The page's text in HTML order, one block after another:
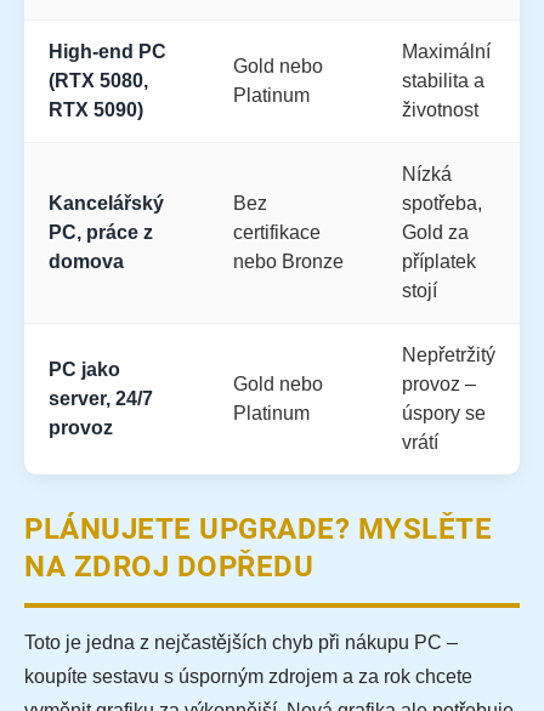
High-end PC
(RTX 5080,
RTX 5090)
Gold nebo
Platinum
Maximální
stabilita a
životnost
Kancelářský
PC, práce z
domova
Bez
certifikace
nebo Bronze
Nízká
spotřeba,
Gold za
příplatek
stojí
PC jako
server, 24/7
provoz
Gold nebo
Platinum
Nepřetržitý
provoz –
úspory se
vrátí
PLÁNUJETE UPGRADE? MYSLĚTE
NA ZDROJ DOPŘEDU
Toto je jedna z nejčastějších chyb při nákupu PC –
koupíte sestavu s úsporným zdrojem a za rok chcete